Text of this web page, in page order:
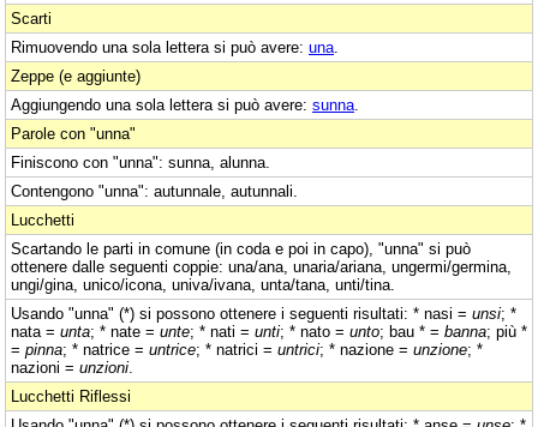
Scarti
Rimuovendo una sola lettera si può avere: una
Zeppe (e aggiunte)
Aggiungendo una sola lettera si può avere: sunna
Parole con "unna"
Finiscono con "unna": sunna, alunna.
Contengono "unna": autunnale, autunnali.
Lucchetti
Scartando le parti in comune (in coda e poi in capo), "unna" si può
ottenere dalle seguenti coppie: una/ana, unaria/ariana, ungermi/germina,
ungi/gina, unico/icona, univa/ivana, unta/tana, unti/tina.
Usando "unna" (*) si possono ottenere i seguenti risultati: * nasi = unsi; *
nata = unta; * nate = unte; * nati = unti; * nato = unto; bau * = banna; più *
= pinna; * natrice = untrice; * natrici = untrici; * nazione = unzione; *
nazioni = unzioni
Lucchetti Riflessi